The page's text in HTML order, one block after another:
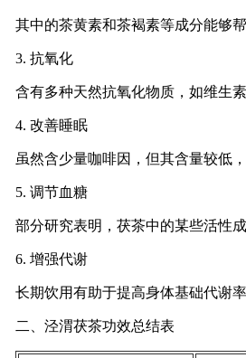
其中的茶黄素和茶褐素等成分能够
3. 抗氧化
含有多种天然抗氧化物质，如维生
4. 改善睡眠
虽然含少量咖啡因，但其含量较低
5. 调节血糖
部分研究表明，茯茶中的某些活性
6. 增强代谢
长期饮用有助于提高身体基础代谢
二、泾渭茯茶功效总结表